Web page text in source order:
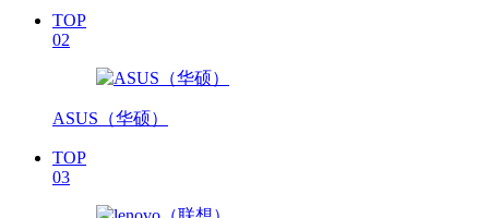
TOP
02
ASUS（华硕）
TOP
03